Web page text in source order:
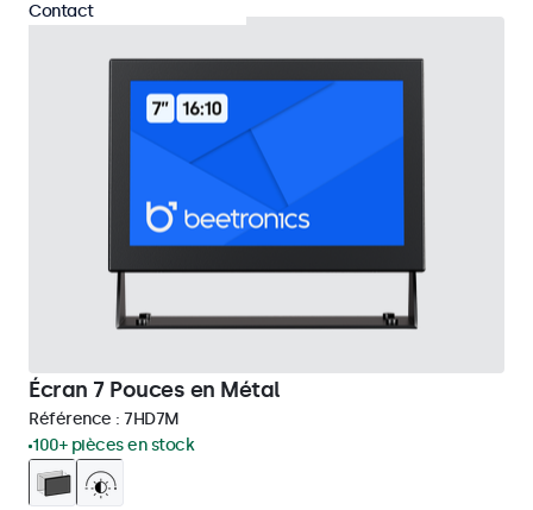
Écran 7 Pouces en Métal
Référence : 7HD7M
100+ pièces en stock
Contact